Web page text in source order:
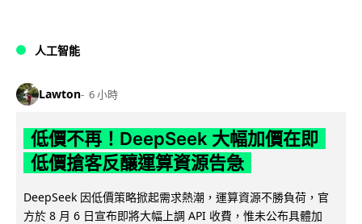
人工智能
Lawton 6 小時
低價不再！DeepSeek 大幅加價在即
低價搶客反釀運算資源告急
DeepSeek 因低價策略掀起需求熱潮，運算資源不勝負荷，官
方於 8 月 6 日宣布即將大幅上調 API 收費，惟未公布具體加